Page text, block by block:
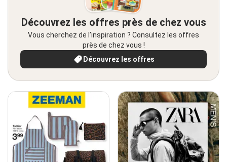
Découvrez les offres près de chez vous
Vous cherchez de l’inspiration ? Consultez les offres
près de chez vous !
Découvrez les offres